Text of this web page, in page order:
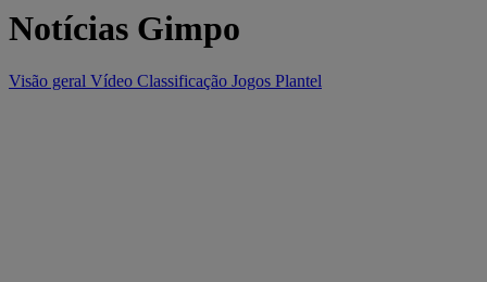
Notícias Gimpo
Visão geral Vídeo Classificação Jogos Plantel